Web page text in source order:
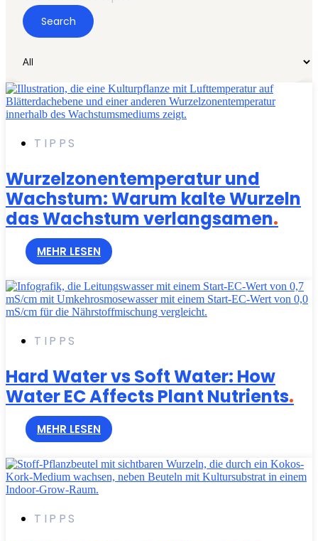
Search
TIPPS
Wurzelzonentemperatur und
Wachstum: Warum kalte Wurzeln
das Wachstum verlangsamen.
MEHR LESEN
TIPPS
Hard Water vs Soft Water: How
Water EC Affects Plant Nutrients.
MEHR LESEN
TIPPS